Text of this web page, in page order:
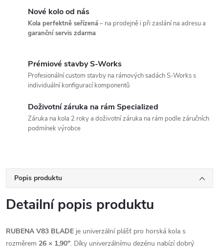
Nové kolo od nás
Kola perfektně seřízená– na prodejně i při zaslání na adresu a
garanční servis zdarma
Prémiové stavby S-Works
Profesionální custom stavby na rámových sadách S-Works s
individuální konfigurací komponentů
Doživotní záruka na rám Specialized
Záruka na kola 2 roky a doživotní záruka na rám podle záručních
podmínek výrobce
Popis produktu
Detailní popis produktu
RUBENA V83 BLADE je univerzální plášť pro horská kola s
rozměrem 26 × 1,90". Díky univerzálnímu dezénu nabízí dobrý